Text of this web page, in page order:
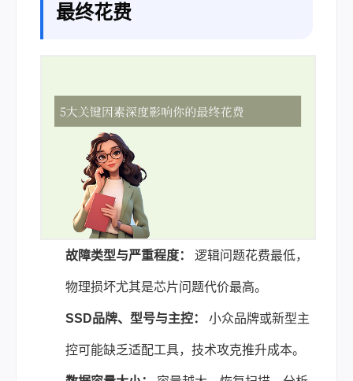
最终花费
故障类型与严重程度： 逻辑问题花费最低，
物理损坏尤其是芯片问题代价最高。
SSD品牌、型号与主控： 小众品牌或新型主
控可能缺乏适配工具，技术攻克推升成本。